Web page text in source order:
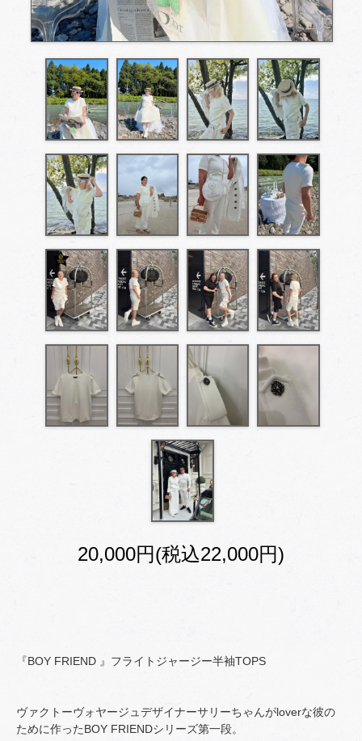
20,000円(税込22,000円)
『BOY FRIEND 』フライトジャージー半袖TOPS
ヴァクトーヴォヤージュデザイナーサリーちゃんがloverな彼の
ために作ったBOY FRIENDシリーズ第一段。